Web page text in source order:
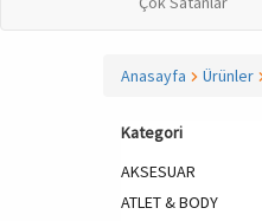
Anasayfa Ürünler
Kategori
AKSESUAR
ATLET & BODY